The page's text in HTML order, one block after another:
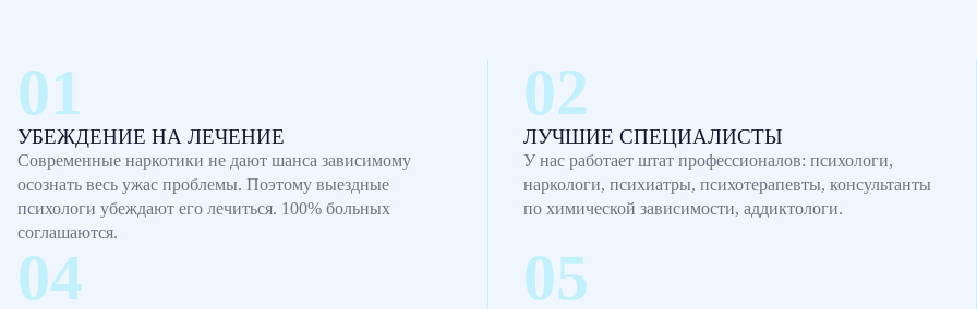
УБЕЖДЕНИЕ НА ЛЕЧЕНИЕ
Современные наркотики не дают шанса зависимому
осознать весь ужас проблемы. Поэтому выездные
психологи убеждают его лечиться. 100% больных
соглашаются.
ЛУЧШИЕ СПЕЦИАЛИСТЫ
У нас работает штат профессионалов: психологи,
наркологи, психиатры, психотерапевты, консультанты
по химической зависимости, аддиктологи.